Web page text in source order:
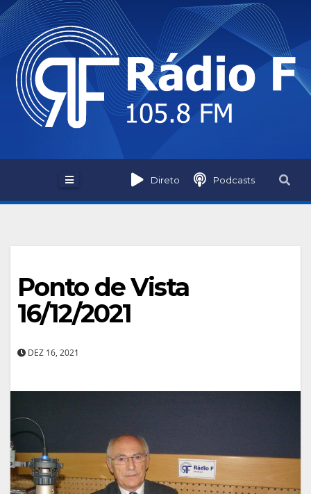
Skip
to
content
Direto Podcasts
Ponto de Vista
16/12/2021
DEZ 16, 2021